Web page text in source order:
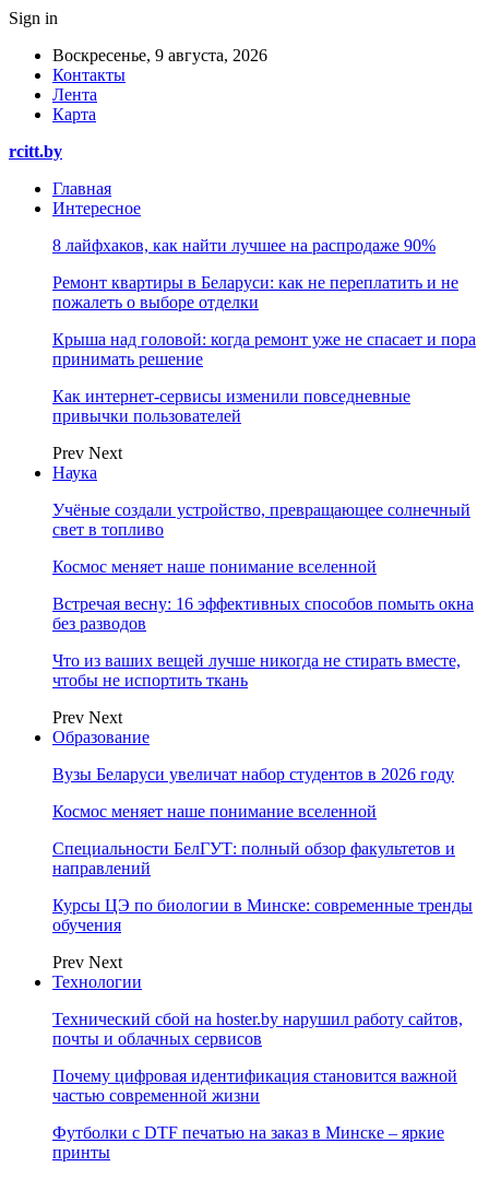
Sign in
Воскресенье, 9 августа, 2026
Контакты
Лента
Карта
rcitt.by
Главная
Интересное
8 лайфхаков, как найти лучшее на распродаже 90%
Ремонт квартиры в Беларуси: как не переплатить и не
пожалеть о выборе отделки
Крыша над головой: когда ремонт уже не спасает и пора
принимать решение
Как интернет-сервисы изменили повседневные
привычки пользователей
Prev Next
Наука
Учёные создали устройство, превращающее солнечный
свет в топливо
Космос меняет наше понимание вселенной
Встречая весну: 16 эффективных способов помыть окна
без разводов
Что из ваших вещей лучше никогда не стирать вместе,
чтобы не испортить ткань
Prev Next
Образование
Вузы Беларуси увеличат набор студентов в 2026 году
Космос меняет наше понимание вселенной
Специальности БелГУТ: полный обзор факультетов и
направлений
Курсы ЦЭ по биологии в Минске: современные тренды
обучения
Prev Next
Технологии
Технический сбой на hoster.by нарушил работу сайтов,
почты и облачных сервисов
Почему цифровая идентификация становится важной
частью современной жизни
Футболки с DTF печатью на заказ в Минске – яркие
принты